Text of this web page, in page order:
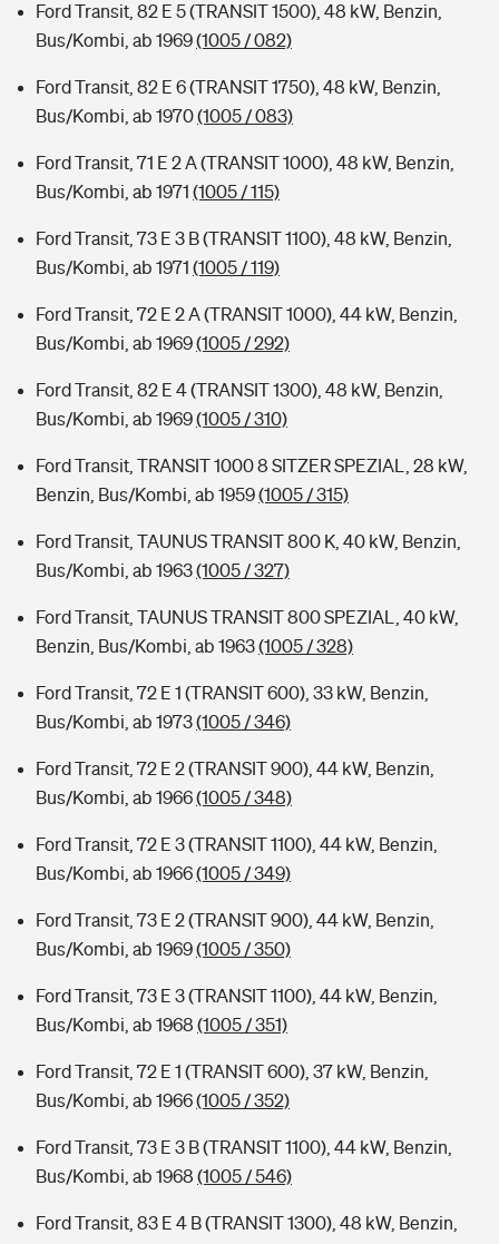
Ford Transit, 82 E 5 (TRANSIT 1500), 48 kW, Benzin,
Bus/Kombi, ab 1969(1005 / 082)
Ford Transit, 82 E 6 (TRANSIT 1750), 48 kW, Benzin,
Bus/Kombi, ab 1970(1005 / 083)
Ford Transit, 71 E 2 A (TRANSIT 1000), 48 kW, Benzin,
Bus/Kombi, ab 1971 (1005 / 115)
Ford Transit, 73 E 3 B (TRANSIT 1100), 48 kW, Benzin,
Bus/Kombi, ab 1971 (1005 / 119)
Ford Transit, 72 E 2 A (TRANSIT 1000), 44 kW, Benzin,
Bus/Kombi, ab 1969(1005 / 292)
Ford Transit, 82 E 4 (TRANSIT 1300), 48 kW, Benzin,
Bus/Kombi, ab 1969(1005 / 310)
Ford Transit, TRANSIT 1000 8 SITZER SPEZIAL, 28 kW,
Benzin, Bus/Kombi, ab 1959(1005 / 315)
Ford Transit, TAUNUS TRANSIT 800 K, 40 kW, Benzin,
Bus/Kombi, ab 1963(1005 / 327)
Ford Transit, TAUNUS TRANSIT 800 SPEZIAL, 40 kW,
Benzin, Bus/Kombi, ab 1963(1005 / 328)
Ford Transit, 72 E 1 (TRANSIT 600), 33 kW, Benzin,
Bus/Kombi, ab 1973(1005 / 346)
Ford Transit, 72 E 2 (TRANSIT 900), 44 kW, Benzin,
Bus/Kombi, ab 1966(1005 / 348)
Ford Transit, 72 E 3 (TRANSIT 1100), 44 kW, Benzin,
Bus/Kombi, ab 1966(1005 / 349)
Ford Transit, 73 E 2 (TRANSIT 900), 44 kW, Benzin,
Bus/Kombi, ab 1969(1005 / 350)
Ford Transit, 73 E 3 (TRANSIT 1100), 44 kW, Benzin,
Bus/Kombi, ab 1968 (1005 / 351)
Ford Transit, 72 E 1 (TRANSIT 600), 37 kW, Benzin,
Bus/Kombi, ab 1966(1005 / 352)
Ford Transit, 73 E 3 B (TRANSIT 1100), 44 kW, Benzin,
Bus/Kombi, ab 1968 (1005 / 546)
Ford Transit, 83 E 4 B (TRANSIT 1300), 48 kW, Benzin,